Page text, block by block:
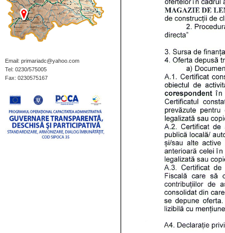
Email: primariadc@yahoo.com
Tel: 0230/575005
Fax: 0230575167